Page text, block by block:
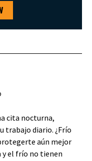
cita nocturna,
trabajo diario. ¿Frío
aún mejor
y el frío no tienen